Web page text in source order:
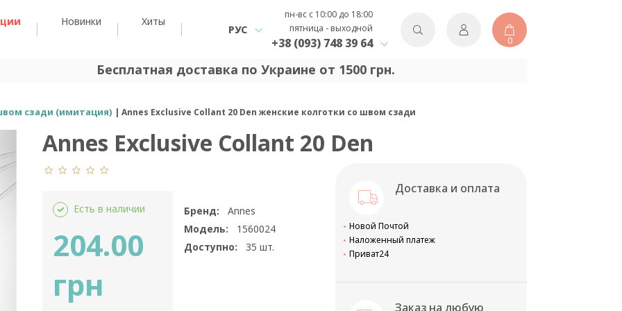
Новинки Хиты
РУС
пн-вс с 10:00 до 18:00
пятница - выходной
+38 (093) 748 39 64 0
Бесплатная доставка по Украине от 1500 грн.
сзади (имитация) Annes Exclusive Collant 20 Den женские колготки со швом сзади
Annes Exclusive Collant 20 Den
Есть в наличии
204.00
грн
Бренд:
Annes
Модель:
1560024
Доступно:
35 шт.
Доставка и оплата
Новой Почтой
Наложенный платеж
Приват24
Заказ на любую